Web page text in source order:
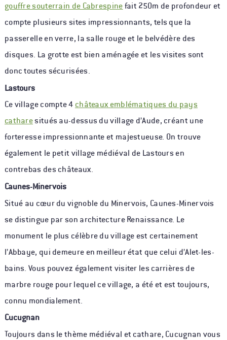
gouffre souterrain de Cabrespinefait 250m de profondeur et
compte plusieurs sites impressionnants, tels que la
passerelle en verre, la salle rouge et le belvédère des
disques. La grotte est bien aménagée et les visites sont
donc toutes sécurisées.
Lastours
Ce village compte 4 châteaux emblématiques du pays
catharesitués au-dessus du village d’Aude, créant une
forteresse impressionnante et majestueuse. On trouve
également le petit village médiéval de Lastours en
contrebas des châteaux.
Caunes-Minervois
Situé au cœur du vignoble du Minervois, Caunes-Minervois
se distingue par son architecture Renaissance. Le
monument le plus célèbre du village est certainement
l’Abbaye, qui demeure en meilleur état que celui d’Alet-les-
bains. Vous pouvez également visiter les carrières de
marbre rouge pour lequel ce village, a été et est toujours,
connu mondialement.
Cucugnan
Toujours dans le thème médiéval et cathare, Cucugnan vous